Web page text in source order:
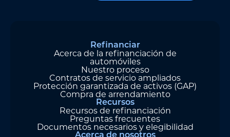
Refinanciar
Acerca de la refinanciación de
automóviles
Nuestro proceso
Contratos de servicio ampliados
Protección garantizada de activos (GAP)
Compra de arrendamiento
Recursos
Recursos de refinanciación
Preguntas frecuentes
Documentos necesarios y elegibilidad